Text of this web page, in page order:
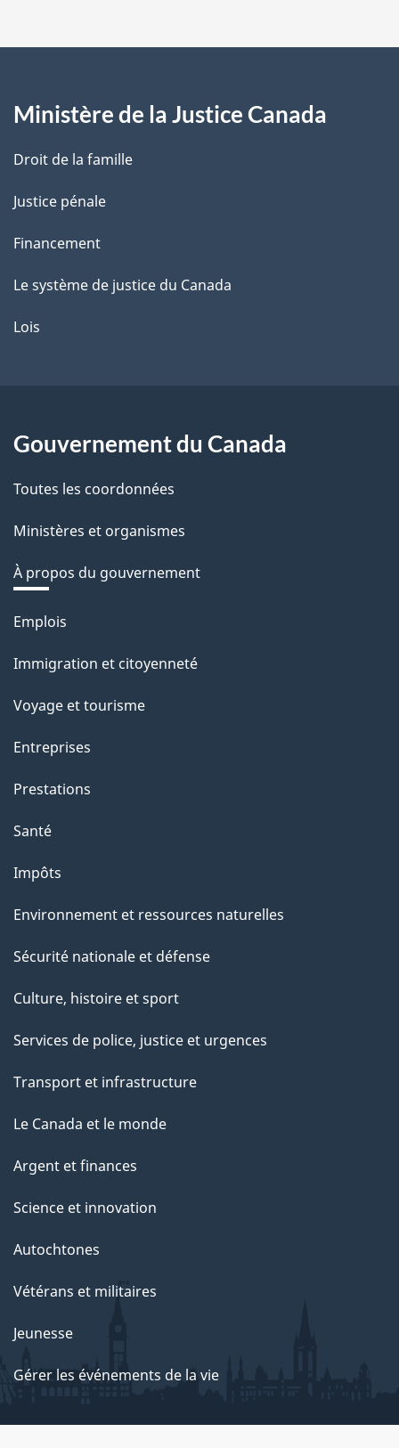
a
e
Ministère de la Justice Canada
Droit de la famille
Justice pénale
Financement
Le système de justice du Canada
Lois
Gouvernement du Canada
Toutes les coordonnées
Ministères et organismes
À propos du gouvernement
Thèmes
sujets
Emplois
Immigration et citoyenneté
Voyage et tourisme
Entreprises
Prestations
Santé
Impôts
Environnement et ressources naturelles
Sécurité nationale et défense
Culture, histoire et sport
Services de police, justice et urgences
Transport et infrastructure
Le Canada et le monde
Argent et finances
Science et innovation
Autochtones
Vétérans et militaires
Jeunesse
Gérer les événements de la vie